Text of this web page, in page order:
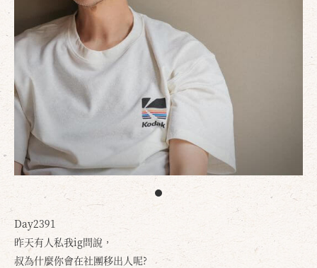
Day2391
昨天有人私我ig問說，
叔為什麼你會在社團移出人呢?